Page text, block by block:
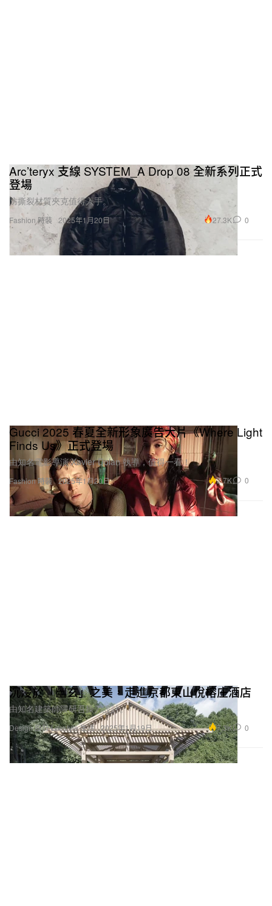
Fashion 時裝
Arc’teryx 支線 SYSTEM_A Drop 08 全新系列正式
登場
防撕裂材質夾克值得入手。
2025年1月20日 27.3K 0
Fashion 時裝
Gucci 2025 春夏全新形象廣告大片《Where Light
Finds Us》正式登場
由知名電影導演 Xavier Dolan 執導，值得一看！
2025年1月20日 2.7K 0
Design 設計Lifestyle 生活
沉浸於「幽玄」之美，走進京都東山悅榕庄酒店
由知名建築師隈研吾操刀設計。
2025年1月19日 7.3K 0